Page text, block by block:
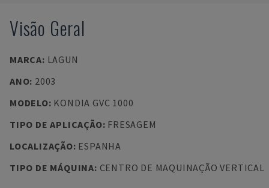
Visão Geral
MARCA: LAGUN
ANO: 2003
MODELO: KONDIA GVC 1000
TIPO DE APLICAÇÃO: FRESAGEM
LOCALIZAÇÃO: ESPANHA
TIPO DE MÁQUINA: CENTRO DE MAQUINAÇÃO VERTICAL